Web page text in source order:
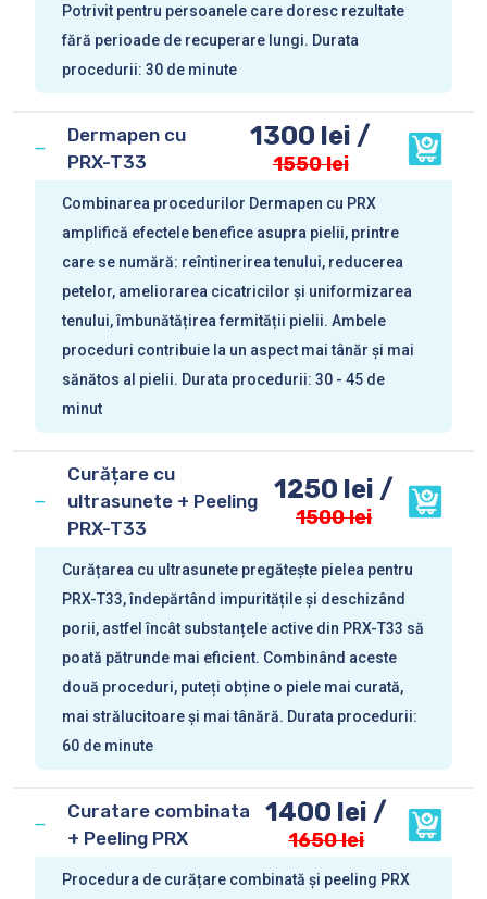
Potrivit pentru persoanele care doresc rezultate
fără perioade de recuperare lungi. Durata
procedurii: 30 de minute
Dermapen cu
PRX-T33
1300 lei /
1550 lei
Combinarea procedurilor Dermapen cu PRX
amplifică efectele benefice asupra pielii, printre
care se numără: reîntinerirea tenului, reducerea
petelor, ameliorarea cicatricilor și uniformizarea
tenului, îmbunătățirea fermității pielii. Ambele
proceduri contribuie la un aspect mai tânăr și mai
sănătos al pielii. Durata procedurii: 30 - 45 de
minut
Curățare cu
ultrasunete + Peeling
PRX-T33
1250 lei /
1500 lei
Curățarea cu ultrasunete pregătește pielea pentru
PRX-T33, îndepărtând impuritățile și deschizând
porii, astfel încât substanțele active din PRX-T33 să
poată pătrunde mai eficient. Combinând aceste
două proceduri, puteți obține o piele mai curată,
mai strălucitoare și mai tânără. Durata procedurii:
60 de minute
Curatare combinata
+ Peeling PRX
1400 lei /
1650 lei
Procedura de curățare combinată și peeling PRX